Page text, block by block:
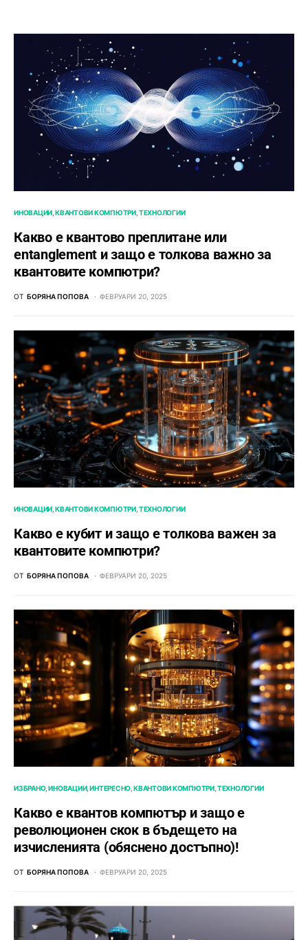
ИНОВАЦИИ КВАНТОВИ КОМПЮТРИ ТЕХНОЛОГИИ
Какво е квантово преплитане или
entanglement и защо е толкова важно за
квантовите компютри?
ОТ БОРЯНА ПОПОВА ФЕВРУАРИ 20, 2025
ИНОВАЦИИ КВАНТОВИ КОМПЮТРИ ТЕХНОЛОГИИ
Какво е кубит и защо е толкова важен за
квантовите компютри?
ОТ БОРЯНА ПОПОВА ФЕВРУАРИ 20, 2025
ИЗБРАНО ИНОВАЦИИ ИНТЕРЕСНО КВАНТОВИ КОМПЮТРИ ТЕХНОЛОГИИ
Какво е квантов компютър и защо е
революционен скок в бъдещето на
изчисленията (обяснено достъпно)!
ОТ БОРЯНА ПОПОВА ФЕВРУАРИ 20, 2025